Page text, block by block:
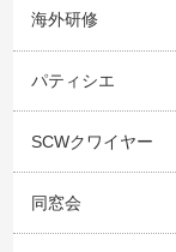
海外研修
パティシエ
SCWクワイヤー
同窓会